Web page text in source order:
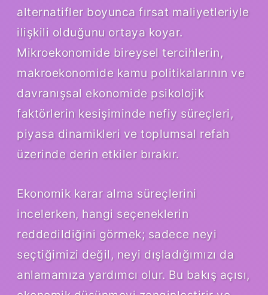
alternatifler boyunca fırsat maliyetleriyle
ilişkili olduğunu ortaya koyar.
Mikroekonomide bireysel tercihlerin,
makroekonomide kamu politikalarının ve
davranışsal ekonomide psikolojik
faktörlerin kesişiminde nefiy süreçleri,
piyasa dinamikleri ve toplumsal refah
üzerinde derin etkiler bırakır.
Ekonomik karar alma süreçlerini
incelerken, hangi seçeneklerin
reddedildiğini görmek; sadece neyi
seçtiğimizi değil, neyi dışladığımızı da
anlamamıza yardımcı olur. Bu bakış açısı,